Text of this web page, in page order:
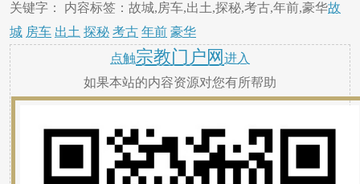
关键字： 内容标签：故城,房车,出土,探秘,考古,年前,豪华故
城 房车 出土 探秘 考古 年前 豪华
点触宗教门户网 进入
如果本站的内容资源对您有所帮助